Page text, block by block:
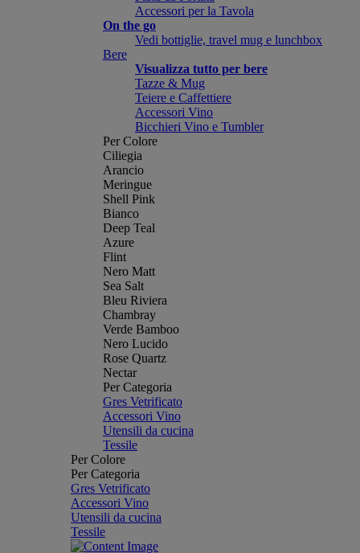
Accessori per la Tavola
On the go
Vedi bottiglie, travel mug e lunchbox
Bere
Visualizza tutto per bere
Tazze & Mug
Teiere e Caffettiere
Accessori Vino
Bicchieri Vino e Tumbler
Per Colore
Ciliegia
Arancio
Meringue
Shell Pink
Bianco
Deep Teal
Azure
Flint
Nero Matt
Sea Salt
Bleu Riviera
Chambray
Verde Bamboo
Nero Lucido
Rose Quartz
Nectar
Per Categoria
Gres Vetrificato
Accessori Vino
Utensili da cucina
Tessile
Per Colore
Per Categoria
Gres Vetrificato
Accessori Vino
Utensili da cucina
Tessile